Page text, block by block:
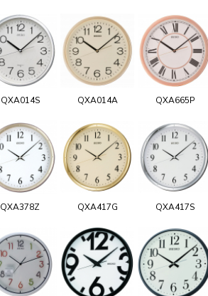
QXA014S QXA014A QXA665P
QXA378Z QXA417G QXA417S